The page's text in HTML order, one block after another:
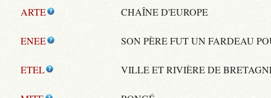
ARTE CHAÎNE D'EUROPE
ENEE SON PÈRE FUT UN FARDEAU
ETEL VILLE ET RIVIÈRE DE